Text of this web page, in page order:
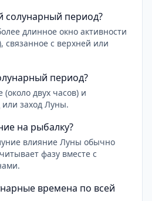
солунарный период?
длинное окно активности
связанное с верхней или
период?
двух часов) и
или заход Луны.
на рыбалку?
влияние Луны обычно
фазу вместе с
времена по всей